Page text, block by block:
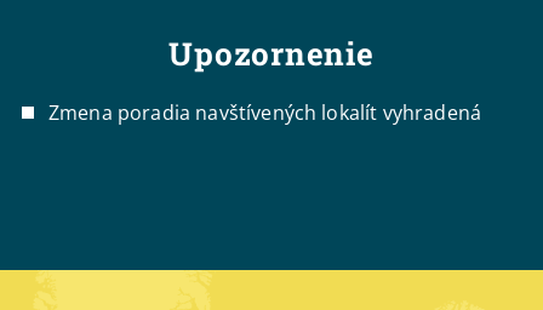
Upozornenie
Zmena poradia navštívených lokalít vyhradená